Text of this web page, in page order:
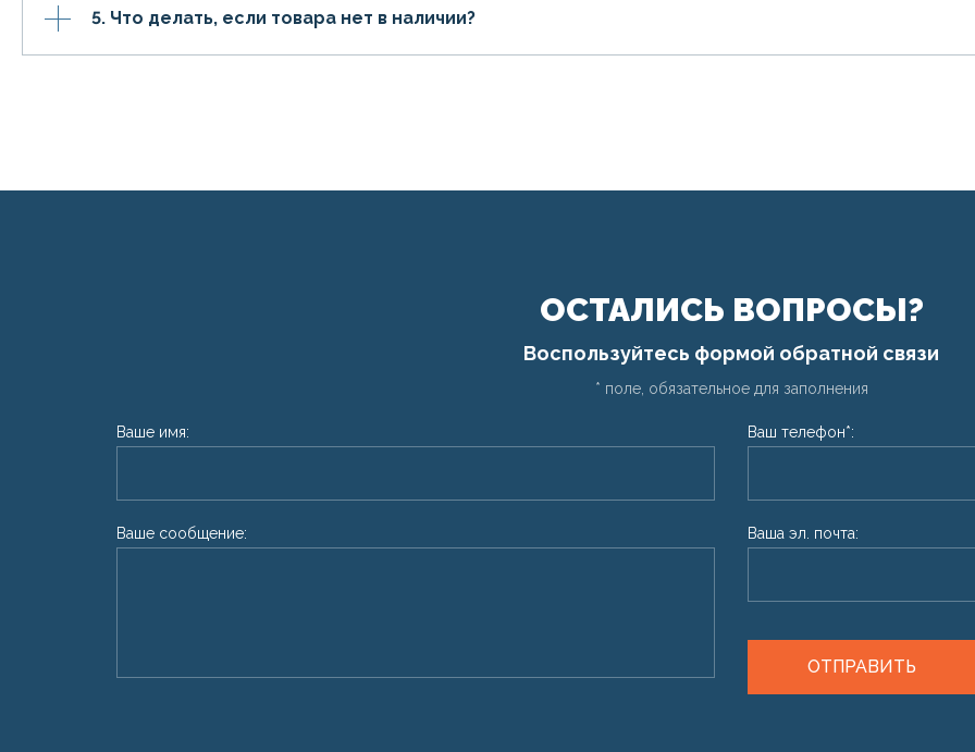
5. Что делать, если товара нет в наличии?
ОСТАЛИСЬ ВОПРОСЫ?
Воспользуйтесь формой обратной связи
* поле, обязательное для заполнения
Ваше имя:
Ваше сообщение:
Ваш телефон*:
Ваша эл. почта:
ОТПРАВИТЬ